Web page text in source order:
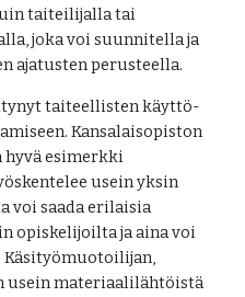
taiteilijalla tai
joka voi suunnitella ja
ajatusten perusteella.
taiteellisten käyttö-
Kansalaisopiston
esimerkki
usein yksin
voi saada erilaisia
opiskelijoilta ja aina voi
Käsityömuotoilijan,
usein materiaalilähtöistä